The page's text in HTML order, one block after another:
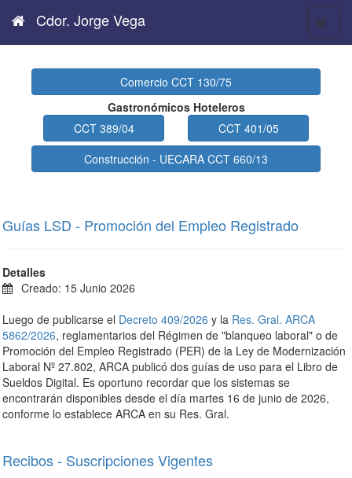
Cdor. Jorge Vega
Comercio CCT 130/75
Gastronómicos Hoteleros
CCT 389/04
CCT 401/05
Construcción - UECARA CCT 660/13
Guías LSD - Promoción del Empleo Registrado
Detalles
Creado: 15 Junio 2026
Luego de publicarse el Decreto 409/2026 y la Res. Gral. ARCA
5862/2026, reglamentarios del Régimen de "blanqueo laboral" o de
Promoción del Empleo Registrado (PER) de la Ley de Modernización
Laboral Nº 27.802, ARCA publicó dos guías de uso para el Libro de
Sueldos Digital. Es oportuno recordar que los sistemas se
encontrarán disponibles desde el día martes 16 de junio de 2026,
conforme lo establece ARCA en su Res. Gral.
Recibos - Suscripciones Vigentes